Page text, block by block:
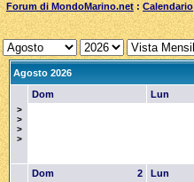
Forum di MondoMarino.net :Calendario
Agosto 2026
>
>
>
>
Dom Lun
2
Dom
Lun